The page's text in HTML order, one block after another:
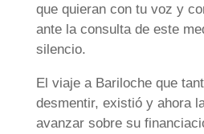
que quieran con tu voz y
ante la consulta de este
silencio.
El viaje a Bariloche que
desmentir, existió y ahora
avanzar sobre su